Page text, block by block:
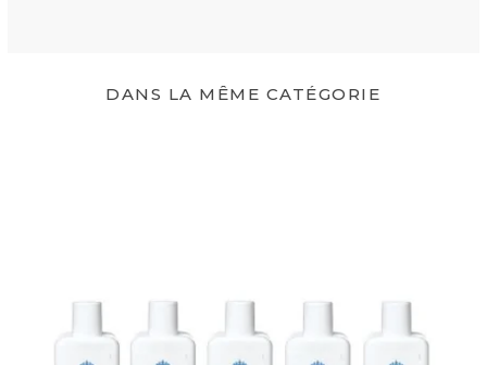
DANS LA MÊME CATÉGORIE